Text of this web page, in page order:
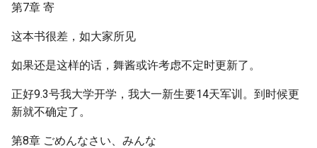
第7章 寄
这本书很差，如大家所见
如果还是这样的话，舞酱或许考虑不定时更新了。
正好9.3号我大学开学，我大一新生要14天军训。到时候更
新就不确定了。
第8章 ごめんなさい、みんな